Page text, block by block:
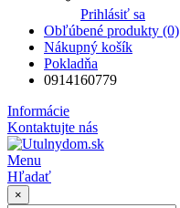
Prihlásiť sa
Obľúbené produkty (0)
Nákupný košík
Pokladňa
0914160779
Informácie
Kontaktujte nás
Menu
Hľadať
×